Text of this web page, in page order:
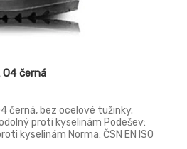
O4 černá
černá, bez ocelové tužinky.
proti kyselinám Podešev:
kyselinám Norma: ČSN EN ISO